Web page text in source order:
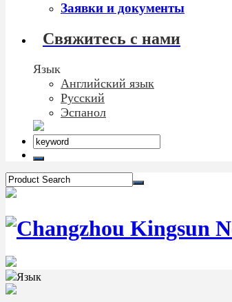
Заявки и документы
Свяжитесь с нами
Язык
Английский язык
Русский
Эспанол
Язык